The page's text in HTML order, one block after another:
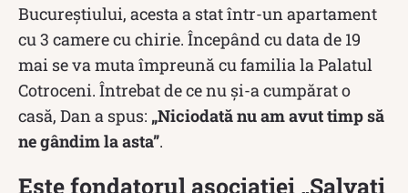
Bucureștiului, acesta a stat într-un apartament
cu 3 camere cu chirie. Începând cu data de 19
mai se va muta împreună cu familia la Palatul
Cotroceni. Întrebat de ce nu și-a cumpărat o
casă, Dan a spus: „Niciodată nu am avut timp să
ne gândim la asta”.
Este fondatorul asociației „Salvați